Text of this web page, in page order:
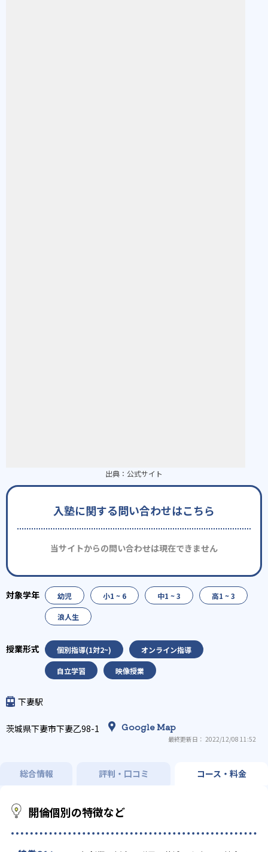
出典： 公式サイト
入塾に関する問い合わせはこちら
当サイトからの問い合わせは現在できません
幼児 小1 ~ 6 中1 ~ 3 高1 ~ 3
浪人生
個別指導(1対2~) オンライン指導
自立学習 映像授業
下妻駅
茨城県下妻市下妻乙98-1 Google Map
最終更新日： 2022/12/08 11:52
総合情報 評判・口コミ コース・料金
開倫個別の特徴など